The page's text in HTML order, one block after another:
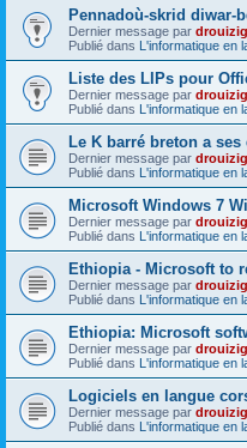
Pennadoù-skrid diwar-
Dernier message par drouizig
Publié dans L'informatique en
Liste des LIPs pour
Dernier message par drouizig
Publié dans L'informatique en
Le K barré breton a
Dernier message par drouizig
Publié dans L'informatique en
Microsoft Windows 7
Dernier message par drouizig
Publié dans L'informatique en
Ethiopia - Microsoft to
Dernier message par drouizig
Publié dans L'informatique en
Ethiopia: Microsoft
Dernier message par drouizig
Publié dans L'informatique en
Logiciels en langue
Dernier message par drouizig
Publié dans L'informatique en